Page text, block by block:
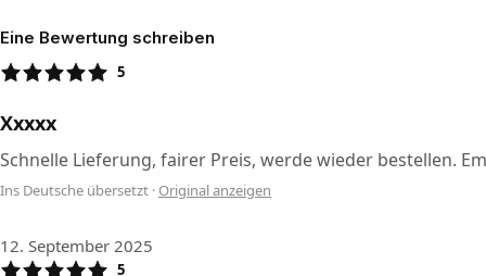
Eine Bewertung schreiben
5
Xxxxx
Schnelle Lieferung, fairer Preis, werde wieder bestellen.
Ins Deutsche übersetzt · Original anzeigen
12. September 2025
5